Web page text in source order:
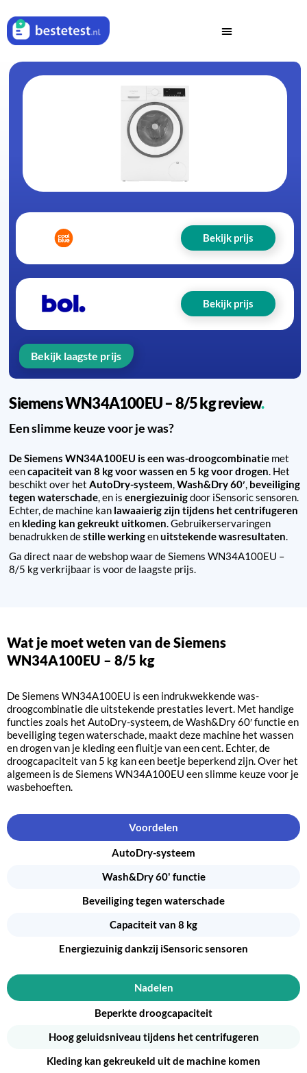
Siemens WN34A100EU – 8/5 kg review
Een slimme keuze voor je was?
De Siemens WN34A100EU is een was-droogcombinatie met
eencapaciteit van 8 kg voor wassen en 5 kg voor drogen. Het
beschikt over hetAutoDry-systeem,Wash&Dry 60′, beveiliging
tegen waterschade, en isenergiezuinigdoor iSensoric sensoren.
Echter, de machine kan lawaaierig zijn tijdens het centrifugeren
en kleding kan gekreukt uitkomen. Gebruikerservaringen
benadrukken destille werkingenuitstekende wasresultaten.
Ga direct naar de webshop waar de Siemens WN34A100EU –
8/5 kg verkrijbaar is voor de laagste prijs.
Bekijk prijs
Bekijk prijs
Bekijk laagste prijs
Wat je moet weten van de Siemens
WN34A100EU – 8/5 kg
De Siemens WN34A100EU is een indrukwekkende was-
droogcombinatie die uitstekende prestaties levert. Met handige
functies zoals het AutoDry-systeem, de Wash&Dry 60′ functie en
beveiliging tegen waterschade, maakt deze machine het wassen
en drogen van je kleding een fluitje van een cent. Echter, de
droogcapaciteit van 5 kg kan een beetje beperkend zijn. Over het
algemeen is de Siemens WN34A100EU een slimme keuze voor je
wasbehoeften.
Voordelen
AutoDry-systeem
Wash&Dry 60' functie
Beveiliging tegen waterschade
Capaciteit van 8 kg
Energiezuinig dankzij iSensoric sensoren
Nadelen
Beperkte droogcapaciteit
Hoog geluidsniveau tijdens het centrifugeren
Kleding kan gekreukeld uit de machine komen